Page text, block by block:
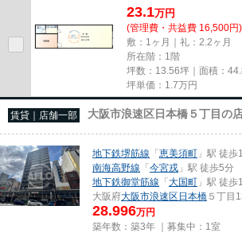
23.1万円
(管理費・共益費 16,500円)
敷：1ヶ月｜礼：2.2ヶ月
所在階：1階
坪数：13.56坪｜面積：
坪単価： 1.7万円
賃貸｜店舗一部 大阪市浪速区日本橋５丁目の
地下鉄堺筋線 「恵美須町 」駅 徒歩
南海高野線 「今宮戎 」駅 徒歩5分
地下鉄御堂筋線 「大国町 」駅 徒歩
大阪府大阪市浪速区日本橋 ５丁目
28.996万円
築年数：築3年 ｜募集中： 1室